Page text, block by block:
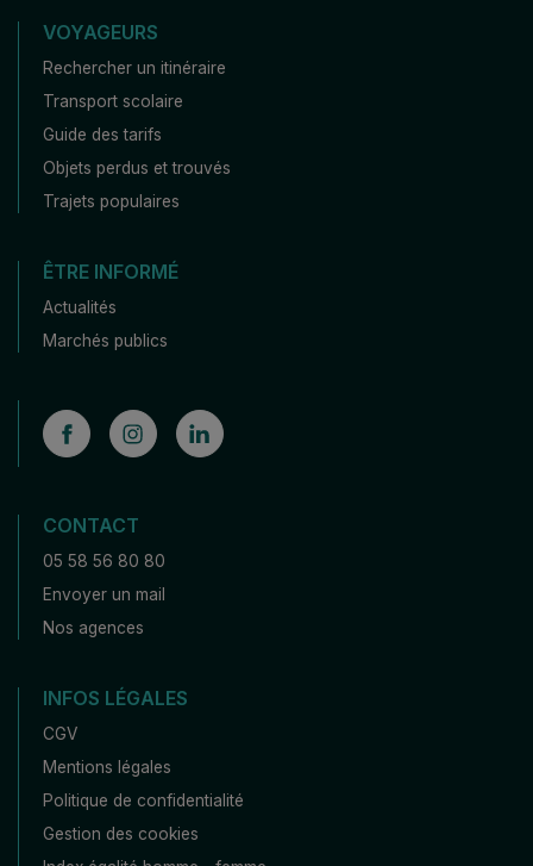
VOYAGEURS
Rechercher un itinéraire
Transport scolaire
Guide des tarifs
Objets perdus et trouvés
Trajets populaires
ÊTRE INFORMÉ
Actualités
Marchés publics
CONTACT
05 58 56 80 80
Envoyer un mail
Nos agences
INFOS LÉGALES
CGV
Mentions légales
Politique de confidentialité
Gestion des cookies